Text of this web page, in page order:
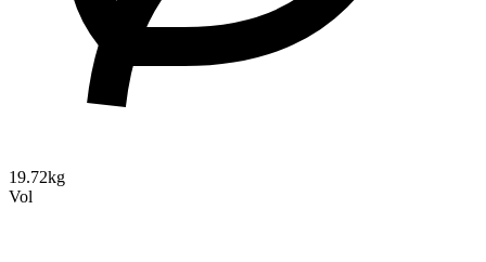
19.72kg
Vol